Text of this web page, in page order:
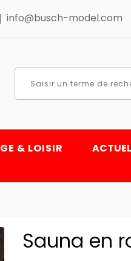
info@busch-model.com
& LOISIR ACTUEL
Sauna en